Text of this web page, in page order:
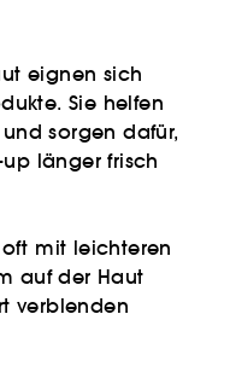
eignen sich
Sie helfen
sorgen dafür,
länger frisch
mit leichteren
auf der Haut
verblenden